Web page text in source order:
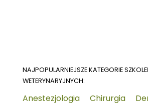
NAJPOPULARNIEJSZE KATEGORIE
WETERYNARYJNYCH:
Anestezjologia Chirurgia